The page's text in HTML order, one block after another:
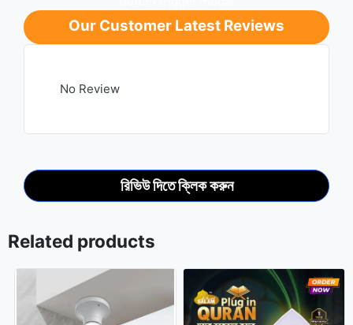
Our Customer Latest Reviews
No Review
রিভিউ দিতে ক্লিক করুন
Related products